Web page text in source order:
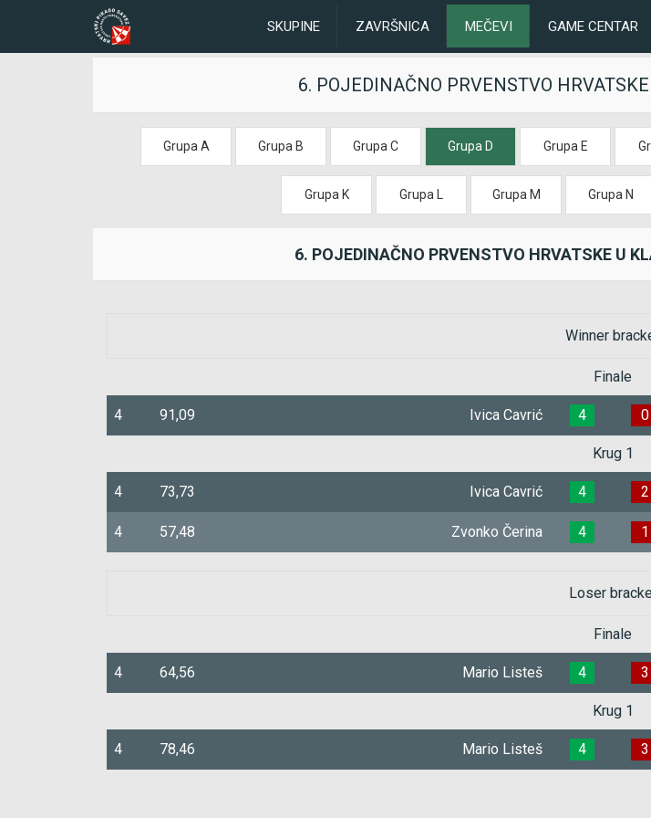
SKUPINE ZAVRŠNICA MEČEVI GAME CENTAR
6. POJEDINAČNO PRVENSTVO
Grupa A Grupa B Grupa C Grupa D Grupa E
Grupa K Grupa L Grupa M Grupa N
6. POJEDINAČNO PRVENSTVO HRVATSKE U
Winner
Finale
4 91,09 Ivica Cavrić 4 0
Krug 1
4 73,73 Ivica Cavrić 4 2
4 57,48 Zvonko Čerina 4 1
Loser
Finale
4 64,56 Mario Listeš 4 3
Krug 1
4 78,46 Mario Listeš 4 3